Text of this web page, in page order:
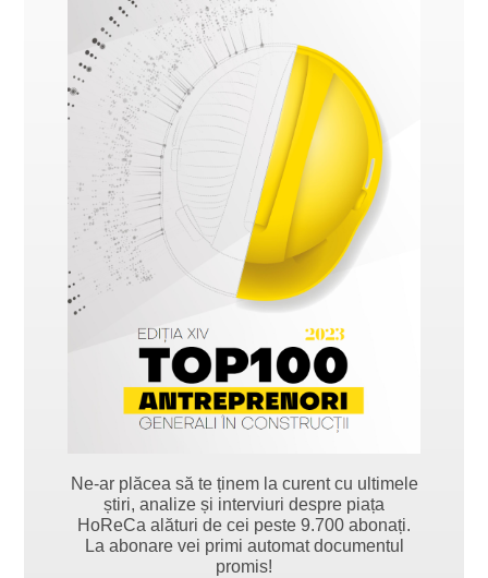
Ne-ar plăcea să te ținem la curent cu ultimele
știri, analize și interviuri despre piața
HoReCa alături de cei peste 9.700 abonați.
La abonare vei primi automat documentul
promis!